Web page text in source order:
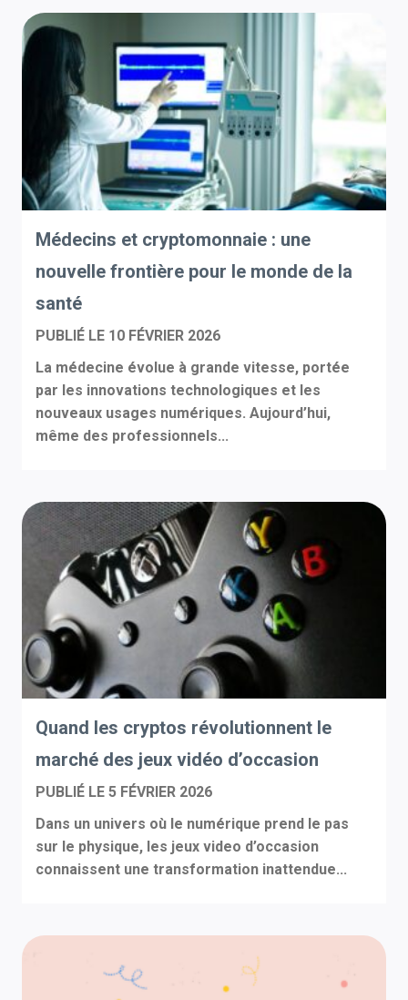
Médecins et cryptomonnaie : une
nouvelle frontière pour le monde de la
santé
PUBLIÉ LE 10 FÉVRIER 2026
La médecine évolue à grande vitesse, portée
par les innovations technologiques et les
nouveaux usages numériques. Aujourd’hui,
même des professionnels...
Quand les cryptos révolutionnent le
marché des jeux vidéo d’occasion
PUBLIÉ LE 5 FÉVRIER 2026
Dans un univers où le numérique prend le pas
sur le physique, les jeux video d’occasion
connaissent une transformation inattendue...